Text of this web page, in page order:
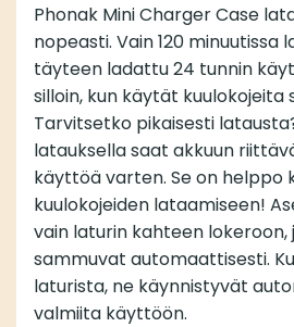
Phonak Mini Charger Case
nopeasti. Vain 120 minuutissa
täyteen ladattu 24 tunnin
silloin, kun käytät kuulokojeita
Tarvitsetko pikaisesti
latauksella saat akkuun
käyttöä varten. Se on helppo
kuulokojeiden lataamiseen!
vain laturin kahteen
sammuvat automaattisesti.
laturista, ne käynnistyvät
valmiita käyttöön.